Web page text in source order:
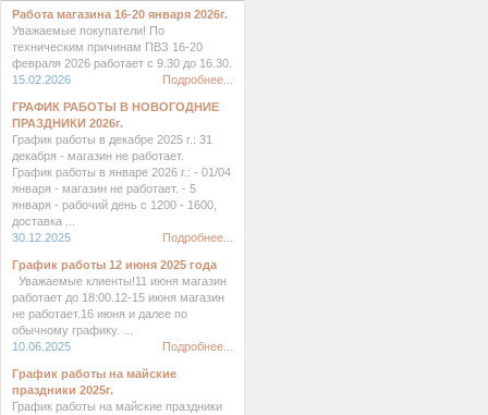
Работа магазина 16-20 января 2026г.
Уважаемые покупатели! По
техническим причинам ПВЗ 16-20
февраля 2026 работает с 9.30 до 16.30.
15.02.2026
Подробнее...
ГРАФИК РАБОТЫ В НОВОГОДНИЕ
ПРАЗДНИКИ 2026г.
График работы в декабре 2025 г.: 31
декабря - магазин не работает.
График работы в январе 2026 г.: - 01/04
января - магазин не работает. - 5
января - рабочий день с 1200 - 1600,
доставка ...
30.12.2025
Подробнее...
График работы 12 июня 2025 года
Уважаемые клиенты!11 июня магазин
работает до 18:00.12-15 июня магазин
не работает.16 июня и далее по
обычному графику. ...
10.06.2025
Подробнее...
График работы на майские
праздники 2025г.
График работы на майские праздники